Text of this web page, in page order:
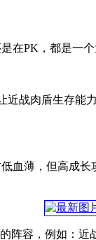
PK，都是一
战肉盾生存
血薄，但高成
容，例如：